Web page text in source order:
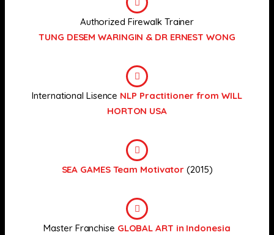
Authorized Firewalk Trainer
TUNG DESEM WARINGIN & DR ERNEST WONG
International Lisence NLP Practitioner from WILL
HORTON USA
SEA GAMES Team Motivator (2015)
Master Franchise GLOBAL ART in Indonesia